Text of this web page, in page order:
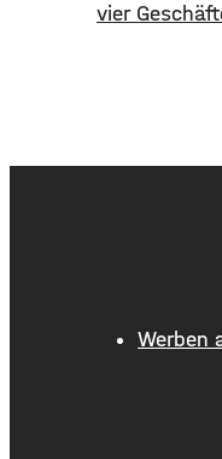
vier
Kissingens
Werben